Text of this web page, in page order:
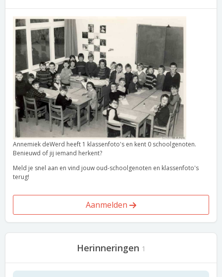
Annemiek deWerd heeft 1 klassenfoto's en kent 0 schoolgenoten.
Benieuwd of jij iemand herkent?
Meld je snel aan en vind jouw oud-schoolgenoten en klassenfoto's
terug!
Aanmelden
Herinneringen 1